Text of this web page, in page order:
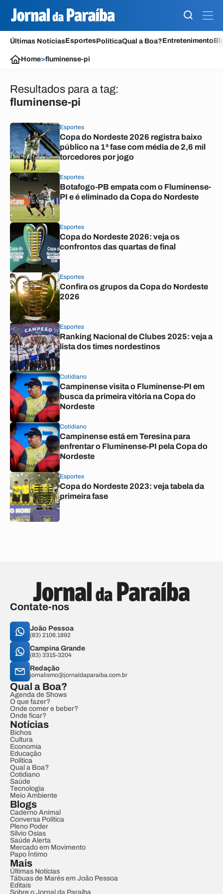
Últimas NotíciasEsportesPolíticaQual a Boa?Entretenimento
Home>fluminense-pi
Resultados para a tag:
fluminense-pi
Esportes
Copa do Nordeste 2026 registra baixo
público na 1ª fase com média de 2,6 mil
torcedores por jogo
Esportes
Botafogo-PB empata com o Fluminense-
PI e é eliminado da Copa do Nordeste
Esportes
Copa do Nordeste 2026: veja os
confrontos das quartas de final
Esportes
Confira os grupos da Copa do Nordeste
2026
Esportes
Ranking Nacional de Clubes 2025: veja a
lista dos times nordestinos
Cotidiano
Campinense visita o Fluminense-PI em
busca da primeira vitória na Copa do
Nordeste
Cotidiano
Campinense está em Teresina para
enfrentar o Fluminense-PI pela Copa do
Nordeste
Esportes
Copa do Nordeste 2023: veja tabela da
primeira fase
Contate-nos
João Pessoa
(83) 2106.1892
Campina Grande
(83) 3315-3204
Redação
jornalismo@jornaldaparaiba.com.br
Qual a Boa?
Agenda de Shows
O que fazer?
Onde comer e beber?
Onde ficar?
Notícias
Bichos
Cultura
Economia
Educação
Política
Qual a Boa?
Cotidiano
Saúde
Tecnologia
Meio Ambiente
Blogs
Caderno Animal
Conversa Política
Pleno Poder
Sílvio Osias
Saúde Alerta
Mercado em Movimento
Papo Íntimo
Mais
Últimas Notícias
Tábuas de Marés em João Pessoa
Editais
Sobre o Jornal da Paraíba